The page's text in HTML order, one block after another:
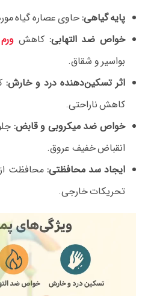
پایه گیاهی:حاوی عصاره گیاه
خواص ضد التهابی: کاهش
بواسیر و شقاق.
اثر تسکین‌دهنده درد و خارش:
کاهش ناراحتی.
خواص ضد میکروبی و قابض:
انقباض خفیف عروق.
ایجاد سد محافظتی: محافظت از
تحریکات خارجی.